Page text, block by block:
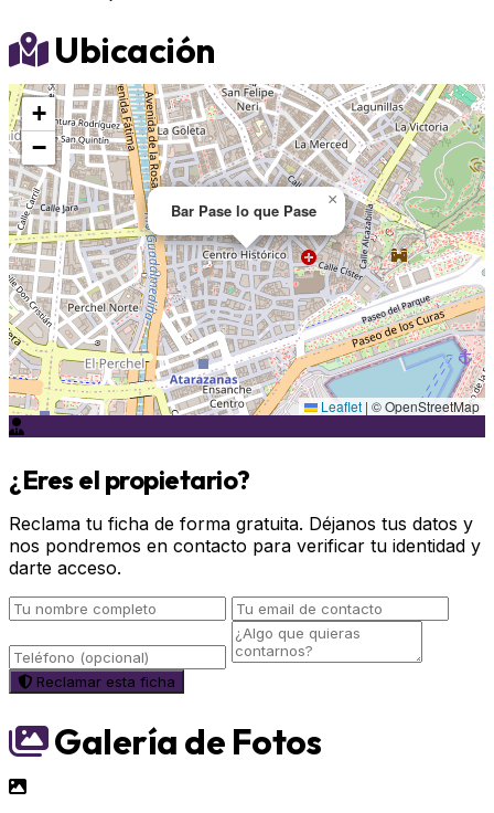
Ubicación
Bar Pase lo que Pase
×
+
−
Leaflet | © OpenStreetMap
¿Eres el propietario?
Reclama tu ficha de forma gratuita. Déjanos tus datos y
nos pondremos en contacto para verificar tu identidad y
darte acceso.
Reclamar esta ficha
Galería de Fotos